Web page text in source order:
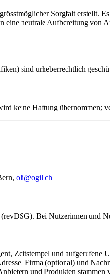
Sorgfalt erstellt.
eine neutrale Aufbereitung von
sind urheberrechtlich
keine Haftung übernommen;
oli@ogil.ch
(revDSG). Bei Nutzerinnen und
Zeitstempel und aufgerufene
Firma (optional) und
und Produkten